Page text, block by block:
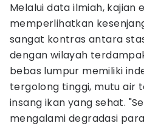
Melalui data ilmiah, kajian
memperlihatkan
sangat kontras antara
dengan wilayah
bebas lumpur memiliki
tergolong tinggi, mutu air
insang ikan yang sehat.
mengalami degradasi